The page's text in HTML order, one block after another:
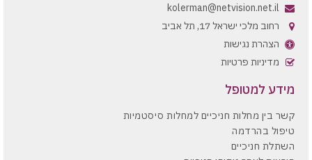
מידע למטופל
קשר בין מחלות חניכיים למחלות סיסטמיות
טיפול בהרדמה
השתלת חניכיים
kolerman@netvision.net.il
רחוב מלכי ישראל 17, תל אביב
הצהרת נגישות
מדיניות פרטיות